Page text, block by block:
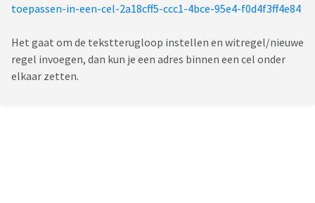
toepassen-in-een-cel-2a18cff5-ccc1-4bce-95e4-f0d4f3ff4e84
Het gaat om de tekstterugloop instellen en witregel/nieuwe
regel invoegen, dan kun je een adres binnen een cel onder
elkaar zetten.